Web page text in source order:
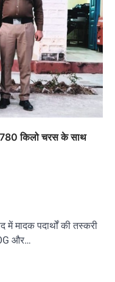
किलो चरस के साथ
मादक पदार्थों की तस्करी
और…